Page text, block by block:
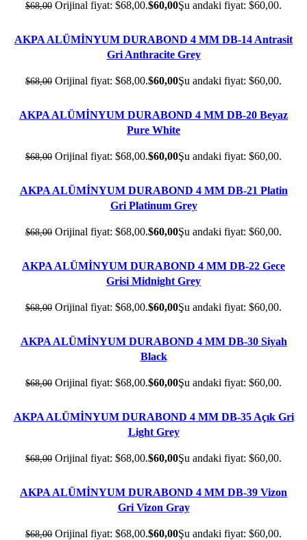
$68,00 Orijinal fiyat: $68,00.$60,00Şu andaki fiyat: $60,00.
- 12%
AKPA ALÜMİNYUM DURABOND 4 MM DB-14 Antrasit
Gri Anthracite Grey
$68,00 Orijinal fiyat: $68,00.$60,00Şu andaki fiyat: $60,00.
- 12%
AKPA ALÜMİNYUM DURABOND 4 MM DB-20 Beyaz
Pure White
$68,00 Orijinal fiyat: $68,00.$60,00Şu andaki fiyat: $60,00.
- 12%
AKPA ALÜMİNYUM DURABOND 4 MM DB-21 Platin
Gri Platinum Grey
$68,00 Orijinal fiyat: $68,00.$60,00Şu andaki fiyat: $60,00.
- 12%
AKPA ALÜMİNYUM DURABOND 4 MM DB-22 Gece
Grisi Midnight Grey
$68,00 Orijinal fiyat: $68,00.$60,00Şu andaki fiyat: $60,00.
- 12%
AKPA ALÜMİNYUM DURABOND 4 MM DB-30 Siyah
Black
$68,00 Orijinal fiyat: $68,00.$60,00Şu andaki fiyat: $60,00.
- 12%
AKPA ALÜMİNYUM DURABOND 4 MM DB-35 Açık Gri
Light Grey
$68,00 Orijinal fiyat: $68,00.$60,00Şu andaki fiyat: $60,00.
- 12%
AKPA ALÜMİNYUM DURABOND 4 MM DB-39 Vizon
Gri Vizon Gray
$68,00 Orijinal fiyat: $68,00.$60,00Şu andaki fiyat: $60,00.